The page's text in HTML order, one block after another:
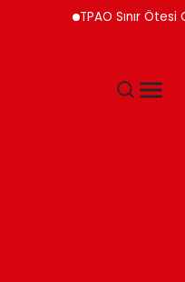
TPAO Sınır Ötesi